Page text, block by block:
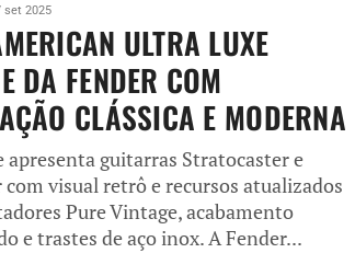
set 2025
ULTRA LUXE
DA FENDER COM
CLÁSSICA E MODERNA
apresenta guitarras Stratocaster e
com visual retrô e recursos atualizados
Pure Vintage, acabamento
e trastes de aço inox. A Fender...